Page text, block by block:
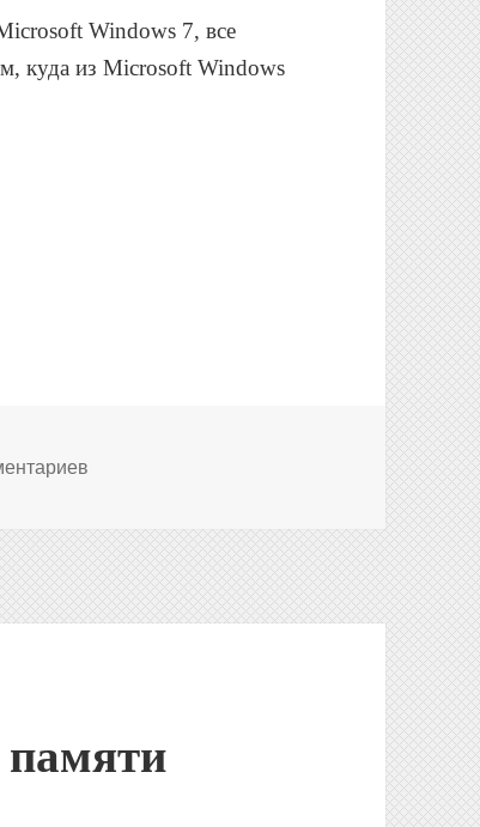
Windows 7, все
куда из Microsoft Windows